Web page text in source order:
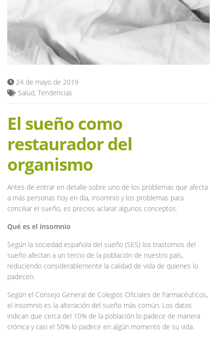
24 de mayo de 2019
Salud, Tendencias
El sueño como
restaurador del
organismo
Antes de entrar en detalle sobre uno de los problemas que afecta
a más personas hoy en día, insomnio y los problemas para
conciliar el sueño, es precios aclarar algunos conceptos.
Qué es el insomnio
Según la sociedad española del sueño (SES) los trastornos del
sueño afectan a un tercio de la población de nuestro país,
reduciendo considerablemente la calidad de vida de quienes lo
padecen.
Según el Consejo General de Colegios Oficiales de Farmacéuticos,
el insomnio es la alteración del sueño más común. Los datos
indican que cerca del 10% de la población lo padece de manera
crónica y casi el 50% lo padece en algún momento de su vida.